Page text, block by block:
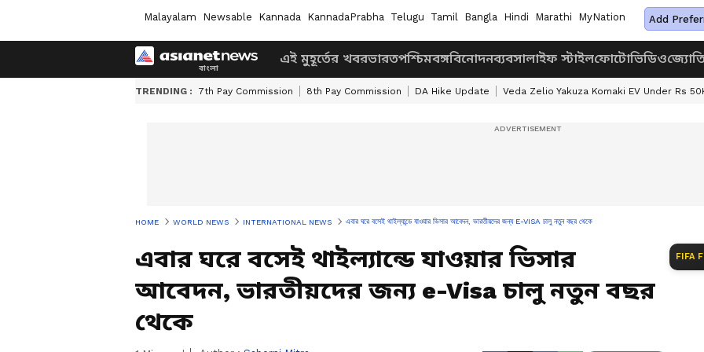
Malayalam Newsable Kannada KannadaPrabha Telugu Tamil Bangla Hindi Marathi MyNation Add
এই মুহূর্তের খবরভারতপশ্চিমবঙ্গবিনোদনব্যবসালাইফ স্টাইলফোটোভিডিও
TRENDING : 7th Pay Commission 8th Pay Commission DA Hike Update Veda Zelio Yakuza Komaki EV Under Rs
HOME WORLD NEWS INTERNATIONAL NEWS এবার ঘরে বসেই থাইল্যান্ডে যাওয়ার ভিসার আবেদন, ভারতীয়দের জন্য E-VISA চালু নতুন বছর থেকে
এবার ঘরে বসেই থাইল্যান্ডে যাওয়ার ভিসার
আবেদন, ভারতীয়দের জন্য e-Visa চালু নতুন বছর
থেকে
FIFA